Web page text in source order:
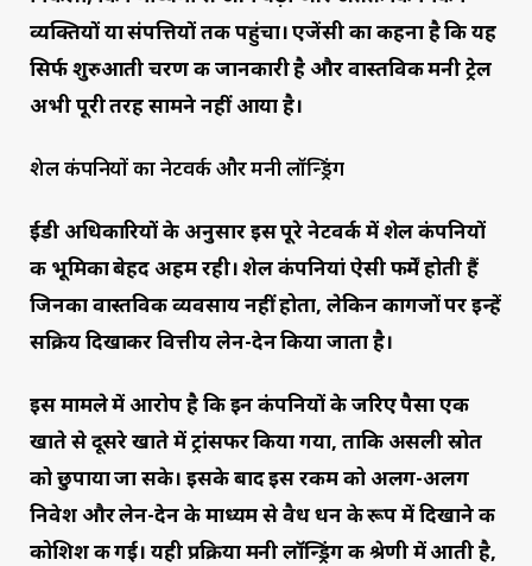
व्यक्तियों या संपत्तियों तक पहुंचा। एजेंसी का कहना है कि यह
सिर्फ शुरुआती चरण की जानकारी है और वास्तविक मनी ट्रेल
अभी पूरी तरह सामने नहीं आया है।
शेल कंपनियों का नेटवर्क और मनी लॉन्ड्रिंग
ईडी अधिकारियों के अनुसार इस पूरे नेटवर्क में शेल कंपनियों
की भूमिका बेहद अहम रही। शेल कंपनियां ऐसी फर्में होती हैं
जिनका वास्तविक व्यवसाय नहीं होता, लेकिन कागजों पर इन्हें
सक्रिय दिखाकर वित्तीय लेन-देन किया जाता है।
इस मामले में आरोप है कि इन कंपनियों के जरिए पैसा एक
खाते से दूसरे खाते में ट्रांसफर किया गया, ताकि असली स्रोत
को छुपाया जा सके। इसके बाद इस रकम को अलग-अलग
निवेश और लेन-देन के माध्यम से वैध धन के रूप में दिखाने की
कोशिश की गई। यही प्रक्रिया मनी लॉन्ड्रिंग की श्रेणी में आती है,